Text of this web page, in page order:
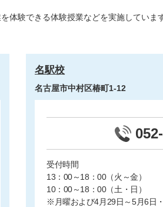
体験できる体験授業などを実施していま
名駅校
名古屋市中村区椿町1-12
受付時間
13：00～18：00（火～金）
10：00～18：00（土・日）
※月曜および4月29日～5月6日